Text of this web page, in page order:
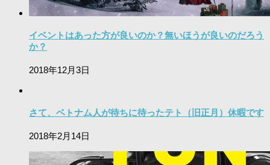
イベントはあった方が良いのか？無いほうが良いのだろう
か？
2018年12月3日
さて、ベトナム人が待ちに待ったテト（旧正月）休暇です
2018年2月14日